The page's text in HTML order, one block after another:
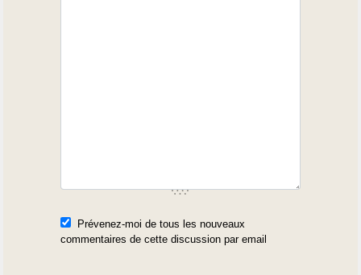
Prévenez-moi de tous les nouveaux
commentaires de cette discussion par email